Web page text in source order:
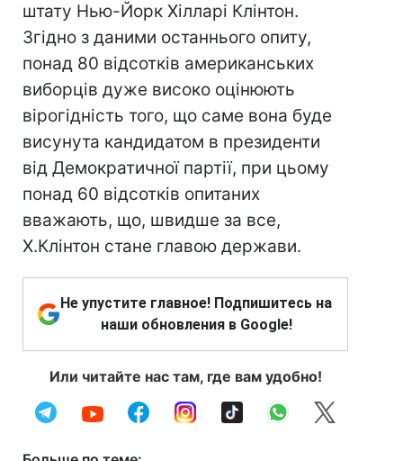
штату Нью-Йорк Хілларі Клінтон.
Згідно з даними останнього опиту,
понад 80 відсотків американських
виборців дуже високо оцінюють
вірогідність того, що саме вона буде
висунута кандидатом в президенти
від Демократичної партії, при цьому
понад 60 відсотків опитаних
вважають, що, швидше за все,
Х.Клінтон стане главою держави.
Не упустите главное! Подпишитесь на
наши обновления в Google!
Или читайте нас там, где вам удобно!